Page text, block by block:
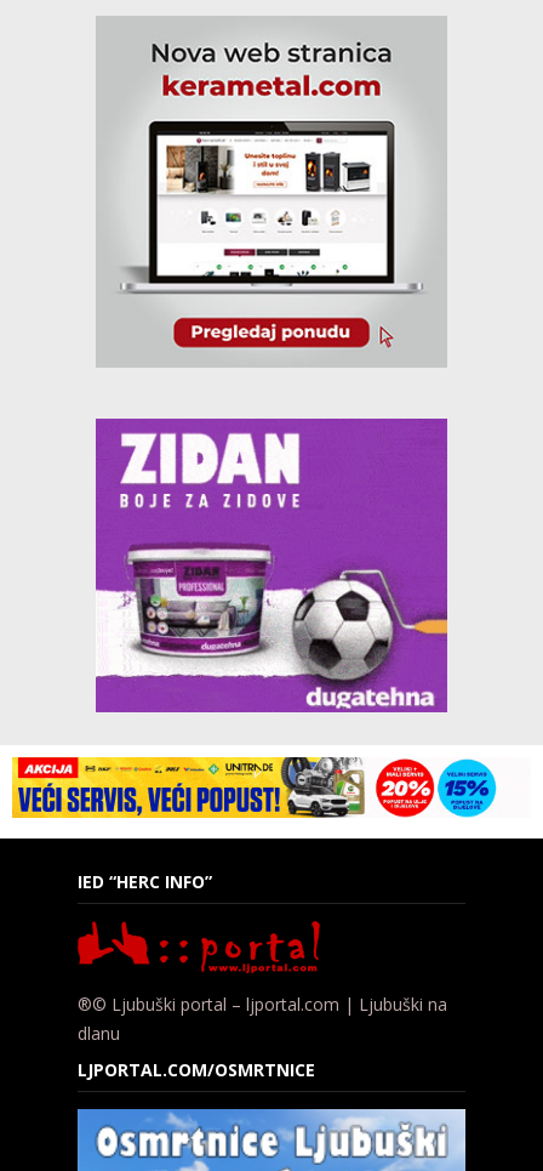
IED “HERC INFO”
®© Ljubuški portal – ljportal.com | Ljubuški na
dlanu
LJPORTAL.COM/OSMRTNICE